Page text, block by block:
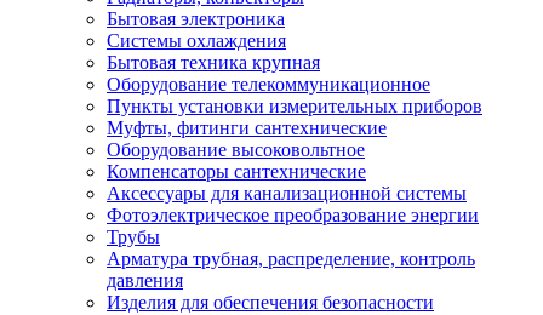
Бытовая электроника
Системы охлаждения
Бытовая техника крупная
Оборудование телекоммуникационное
Пункты установки измерительных приборов
Муфты, фитинги сантехнические
Оборудование высоковольтное
Компенсаторы сантехнические
Аксессуары для канализационной системы
Фотоэлектрическое преобразование энергии
Трубы
Арматура трубная, распределение, контроль
давления
Изделия для обеспечения безопасности